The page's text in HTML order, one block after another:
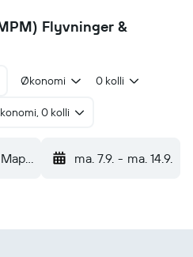
Flyvninger &
Økonomi 0 kolli
0 kolli
Maputo Intl (MPM) ma. 7.9. - ma. 14.9.